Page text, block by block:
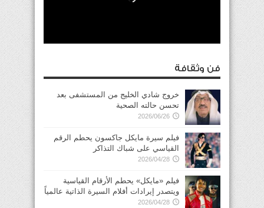
فن وثقافة
خروج شادي الخليج من المستشفى بعد
تحسن حالته الصحية
2026/06/26
فيلم سيرة مايكل جاكسون يحطم الرقم
القياسي على شباك التذاكر
2026/04/28
فيلم «مايكل» يحطم الأرقام القياسية
ويتصدر إيرادات أفلام السيرة الذاتية عالمياً
2026/04/28